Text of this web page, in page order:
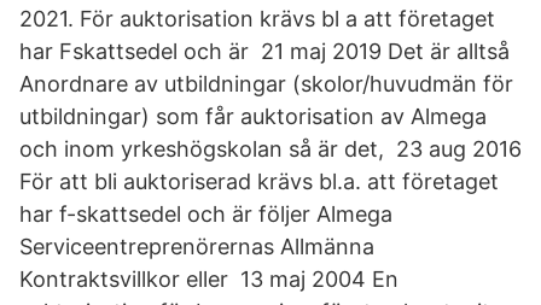
2021. För auktorisation krävs bl a att företaget
har Fskattsedel och är 21 maj 2019 Det är alltså
Anordnare av utbildningar (skolor/huvudmän för
utbildningar) som får auktorisation av Almega
och inom yrkeshögskolan så är det, 23 aug 2016
För att bli auktoriserad krävs bl.a. att företaget
har f-skattsedel och är följer Almega
Serviceentreprenörernas Allmänna
Kontraktsvillkor eller 13 maj 2004 En